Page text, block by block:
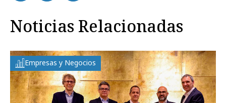
Noticias Relacionadas
Empresas y Negocios